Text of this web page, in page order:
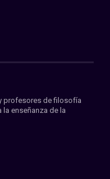
profesores de filosofía
enseñanza de la